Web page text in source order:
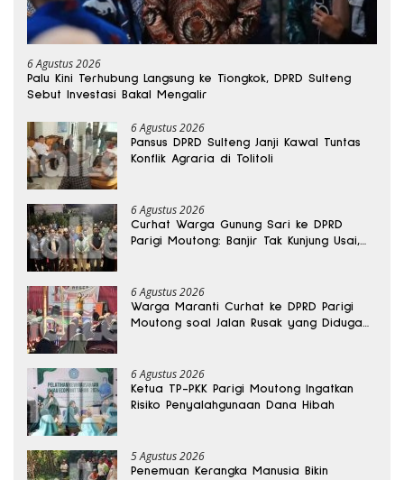
6 Agustus 2026
Palu Kini Terhubung Langsung ke Tiongkok, DPRD Sulteng
Sebut Investasi Bakal Mengalir
6 Agustus 2026
Pansus DPRD Sulteng Janji Kawal Tuntas
Konflik Agraria di Tolitoli
6 Agustus 2026
Curhat Warga Gunung Sari ke DPRD
Parigi Moutong: Banjir Tak Kunjung Usai,
6 Agustus 2026
Warga Maranti Curhat ke DPRD Parigi
Moutong soal Jalan Rusak yang Diduga
6 Agustus 2026
Ketua TP-PKK Parigi Moutong Ingatkan
Risiko Penyalahgunaan Dana Hibah
5 Agustus 2026
Penemuan Kerangka Manusia Bikin